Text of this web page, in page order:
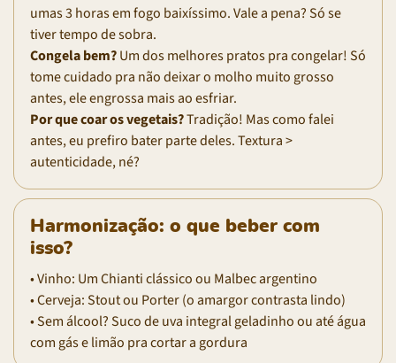
umas 3 horas em fogo baixíssimo. Vale a pena? Só se
tiver tempo de sobra.
Congela bem?Um dos melhores pratos pra congelar! Só
tome cuidado pra não deixar o molho muito grosso
antes, ele engrossa mais ao esfriar.
Por que coar os vegetais?Tradição! Mas como falei
antes, eu prefiro bater parte deles. Textura >
autenticidade, né?
Harmonização: o que beber com
isso?
• Vinho: Um Chianti clássico ou Malbec argentino
• Cerveja: Stout ou Porter (o amargor contrasta lindo)
• Sem álcool? Suco de uva integral geladinho ou até água
com gás e limão pra cortar a gordura